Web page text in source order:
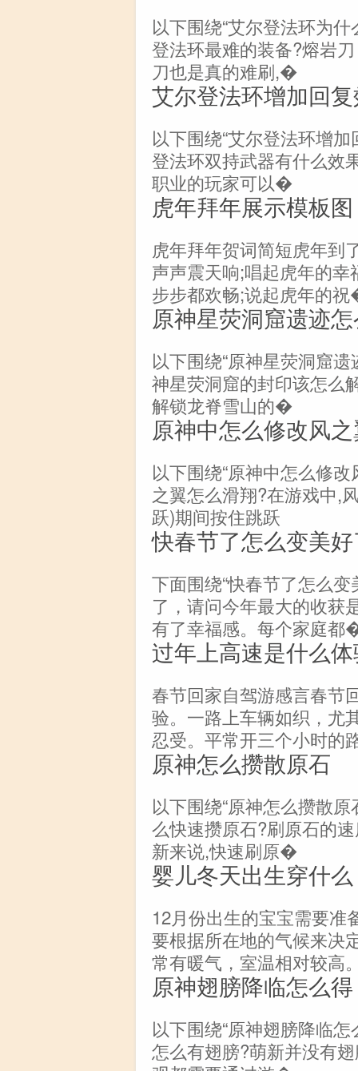
以下围绕“艾尔登法环为
登法环最难的装备?熔岩
刀也是真的难刷,�
艾尔登法环增加回
以下围绕“艾尔登法环增
登法环双持武器有什么效
职业的玩家可以�
虎年拜年展示模板图
虎年拜年贺词简短虎年到
声声震天响;唱起虎年的
步步都欢畅;说起虎年的
原神星荧洞窟遗迹
以下围绕“原神星荧洞窟
神星荧洞窟的封印该怎么
解锁龙脊雪山的�
原神中怎么修改风
以下围绕“原神中怎么修
之翼怎么滑翔?在游戏中,
跃)期间按住跳跃
快春节了怎么变美
下面围绕“快春节了怎么
了，请问今年最大的收获
有了幸福感。每个家庭都
过年上高速是什么
春节回家自驾游感言春节
验。一路上车辆如织，尤
忍受。平常开三个小时的
原神怎么攒散原石
以下围绕“原神怎么攒散
么快速攒原石?刷原石的
新来说,快速刷原�
婴儿冬天出生穿什么
12月份出生的宝宝需要准
要根据所在地的气候来决
常有暖气，室温相对较高
原神翅膀降临怎么得
以下围绕“原神翅膀降临
怎么有翅膀?萌新并没有